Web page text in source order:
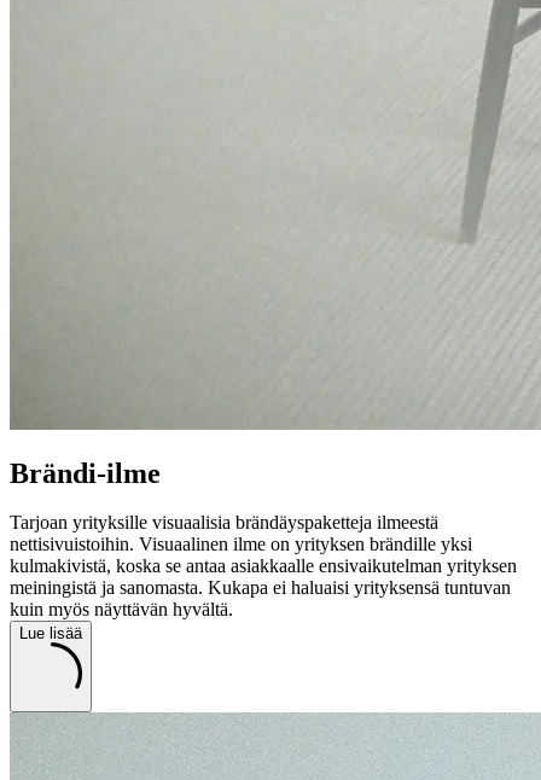
Brändi-ilme
Tarjoan yrityksille visuaalisia brändäyspaketteja ilmeestä
nettisivuistoihin. Visuaalinen ilme on yrityksen brändille yksi
kulmakivistä, koska se antaa asiakkaalle ensivaikutelman yrityksen
meiningistä ja sanomasta. Kukapa ei haluaisi yrityksensä tuntuvan
kuin myös näyttävän hyvältä.
Lue lisää